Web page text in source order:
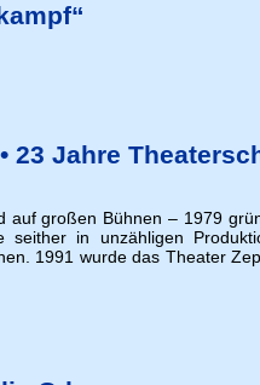
23 Jahre
großen Bühnen – 1979
in unzähligen
1991 wurde das Theater